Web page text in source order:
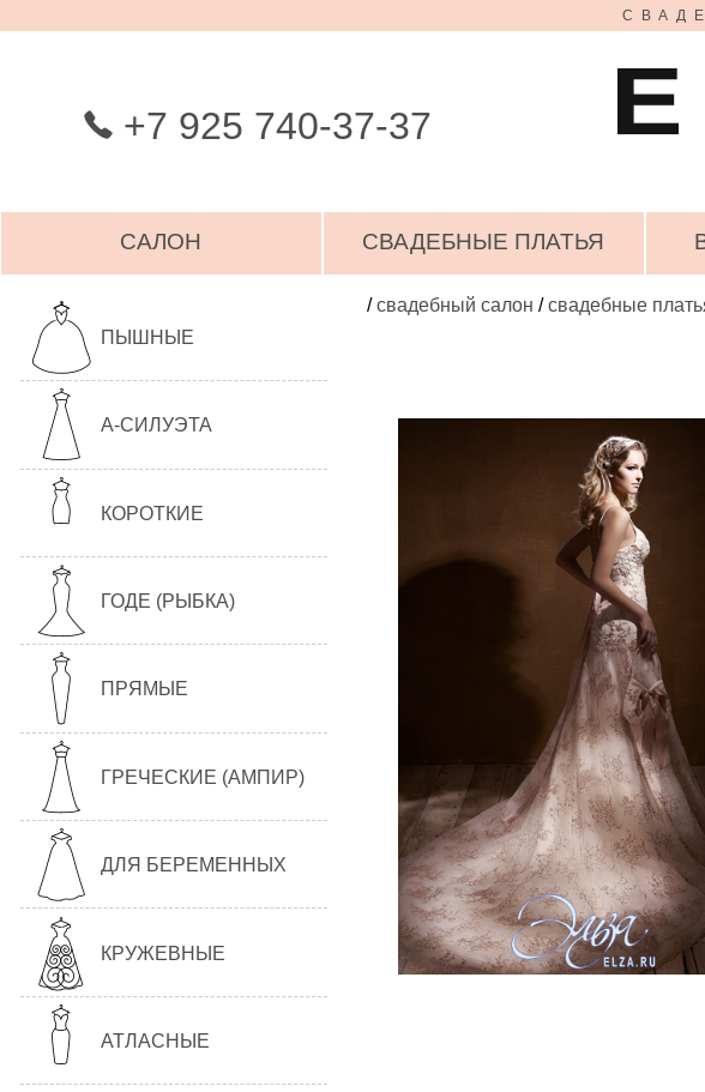
+7 925 740-37-37
САЛОН СВАДЕБНЫЕ ПЛАТЬЯ
ПЫШНЫЕ
А-СИЛУЭТА
КОРОТКИЕ
ГОДЕ (РЫБКА)
ПРЯМЫЕ
ГРЕЧЕСКИЕ (АМПИР)
ДЛЯ БЕРЕМЕННЫХ
КРУЖЕВНЫЕ
АТЛАСНЫЕ
/свадебный салон /свадебные